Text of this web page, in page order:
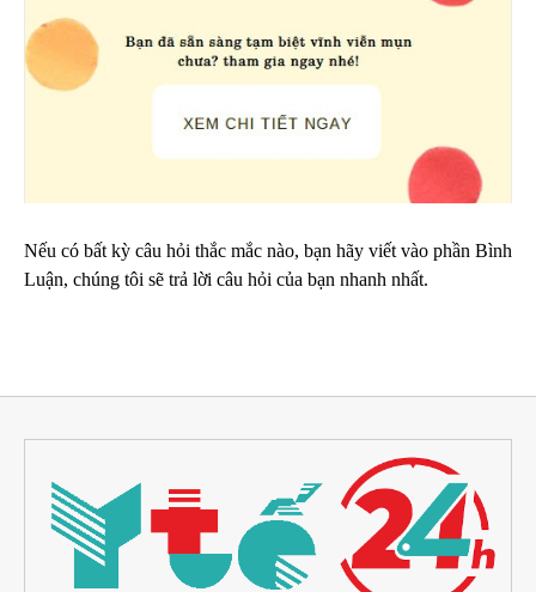
Nếu có bất kỳ câu hỏi thắc mắc nào, bạn hãy viết vào phần Bình
Luận, chúng tôi sẽ trả lời câu hỏi của bạn nhanh nhất.